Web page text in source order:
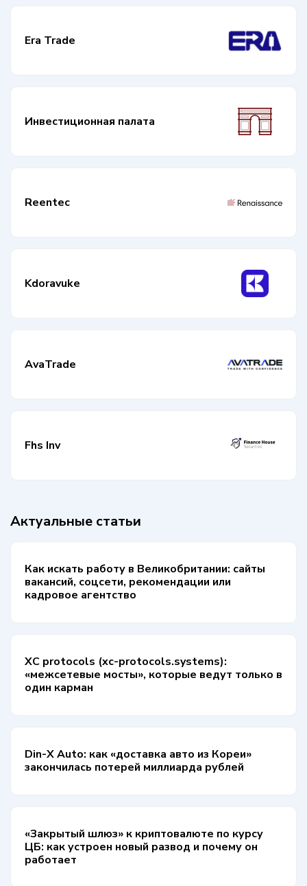
Era Trade
Инвестиционная палата
Reentec
Kdoravuke
AvaTrade
Fhs Inv
Актуальные статьи
Как искать работу в Великобритании: сайты
вакансий, соцсети, рекомендации или
кадровое агентство
XC protocols (xc-protocols.systems):
«межсетевые мосты», которые ведут только в
один карман
Din-X Auto: как «доставка авто из Кореи»
закончилась потерей миллиарда рублей
«Закрытый шлюз» к криптовалюте по курсу
ЦБ: как устроен новый развод и почему он
работает